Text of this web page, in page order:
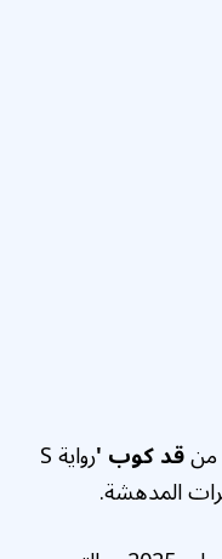
منقد كوب ' رواية S
المدهشة.